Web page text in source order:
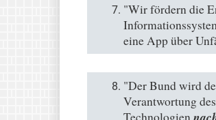
"Wir fördern die
eine App über
"Der Bund wird
Verantwortung